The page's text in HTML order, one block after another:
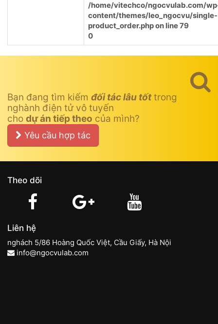
/home/vitechco/ngocvulab.com/
content/themes/leo_ngocvu/single-
product_order.phpon line79
0
Bạn đang tìm kiếm đối tác lâu tốttrong
nghành điện tử vô tuyến
cho dự án tiếp theo của mình?
Yêu cầu hợp tác
Theo dõi
Liên hệ
nghách 5/86 Hoàng Quốc Việt, Cầu Giấy, Hà Nội
info@ngocvulab.com